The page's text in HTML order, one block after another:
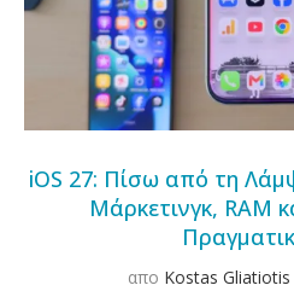
iOS 27: Πίσω από τη
Μάρκετινγκ, RAM
απο Kostas Gliatiotis